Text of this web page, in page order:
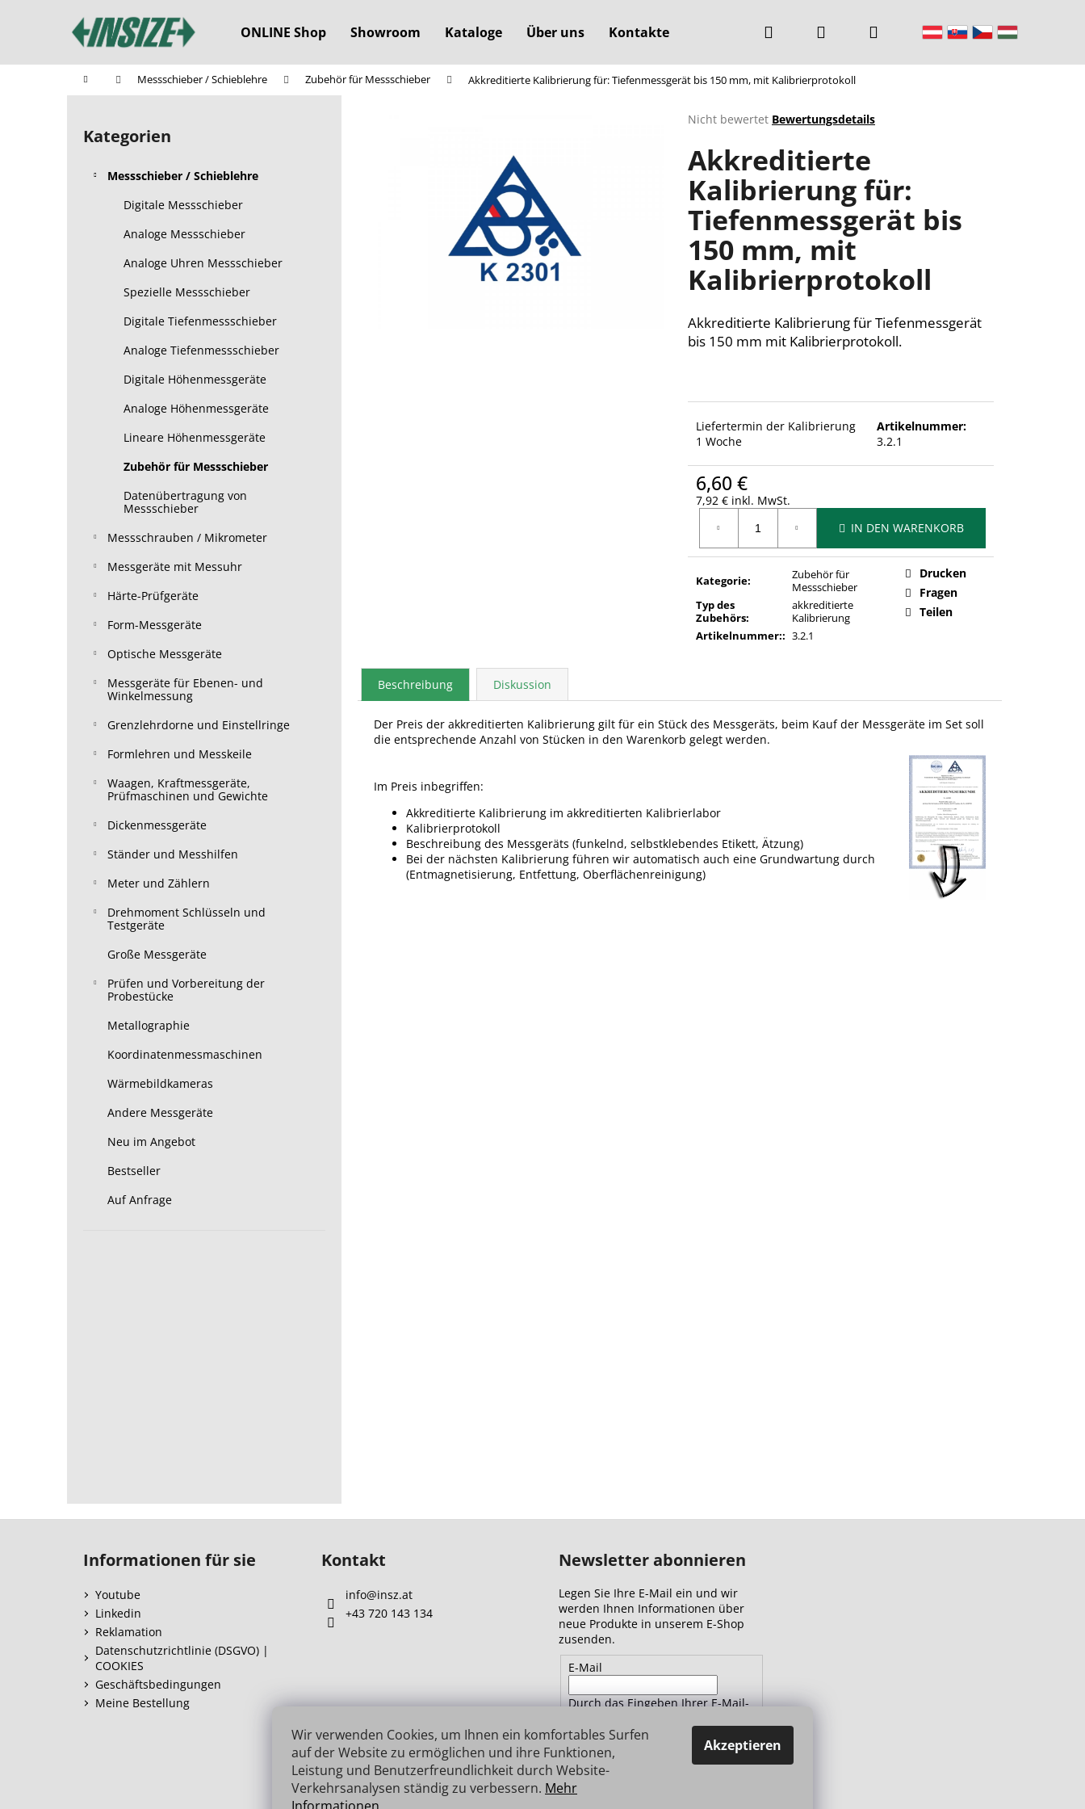
Wir verwenden Cookies, um Ihnen ein komfortables Surfen
auf der Website zu ermöglichen und ihre Funktionen,
Leistung und Benutzerfreundlichkeit durch Website-
Verkehrsanalysen ständig zu verbessern. Mehr
Akzeptieren
ONLINE Shop Showroom Kataloge Über uns Kontakte Suchen Warenkorb
StartseiteMessschieber / Schieblehre Zubehör für Messschieber Akkreditierte Kalibrierung für: Tiefenmessgerät bis 150 mm, mit Kalibrierprotokoll
S
Kategorien
überspringen
Kategorien
Messschieber / Schieblehre
Digitale Messschieber
Analoge Messschieber
Analoge Uhren Messschieber
Spezielle Messschieber
Digitale Tiefenmessschieber
Analoge Tiefenmessschieber
Digitale Höhenmessgeräte
Analoge Höhenmessgeräte
Lineare Höhenmessgeräte
Zubehör für Messschieber
Datenübertragung von
Messschieber
Messschrauben / Mikrometer
Messgeräte mit Messuhr
Härte-Prüfgeräte
Form-Messgeräte
Optische Messgeräte
Messgeräte für Ebenen- und
Winkelmessung
Grenzlehrdorne und Einstellringe
Formlehren und Messkeile
Waagen, Kraftmessgeräte,
Prüfmaschinen und Gewichte
Dickenmessgeräte
Ständer und Messhilfen
Meter und Zählern
Drehmoment Schlüsseln und
Testgeräte
Große Messgeräte
Prüfen und Vorbereitung der
Probestücke
Metallographie
Koordinatenmessmaschinen
Wärmebildkameras
Andere Messgeräte
Neu im Angebot
Bestseller
Auf Anfrage
Die
Produktbewertung
ist
0,0
von
5
Sternen.
Nicht bewertet Bewertungsdetails
Akkreditierte
Kalibrierung für:
Tiefenmessgerät bis
150 mm, mit
Kalibrierprotokoll
Akkreditierte Kalibrierung für Tiefenmessgerät
bis 150 mm mit Kalibrierprotokoll.
Liefertermin der Kalibrierung
1 Woche
Artikelnummer:
3.2.1
6,60 €
7,92 € inkl. MwSt.
IN DEN WARENKORB
Kategorie:
Zubehör für
Messschieber
Typ des
Zubehörs:
akkreditierte
Kalibrierung
Artikelnummer:: 3.2.1
Drucken
Fragen
Teilen
Beschreibung Diskussion
Der Preis der akkreditierten Kalibrierung gilt für ein Stück des Messgeräts, beim Kauf der Messgeräte im Set soll
die entsprechende Anzahl von Stücken in den Warenkorb gelegt werden.
Im Preis inbegriffen:
Akkreditierte Kalibrierung im akkreditierten Kalibrierlabor
Kalibrierprotokoll
Beschreibung des Messgeräts (funkelnd, selbstklebendes Etikett, Ätzung)
Bei der nächsten Kalibrierung führen wir automatisch auch eine Grundwartung durch
(Entmagnetisierung, Entfettung, Oberflächenreinigung)
e
Zurück
zum
Zurück
zum
Was suchen Sie?
Wir empfehlen
Informationen für sie
Youtube
Linkedin
Reklamation
Datenschutzrichtlinie (DSGVO) |
COOKIES
Geschäftsbedingungen
Meine Bestellung
Kontakt
info@insz.at
+43 720 143 134
Newsletter abonnieren
Legen Sie Ihre E-Mail ein und wir
werden Ihnen Informationen über
neue Produkte in unserem E-Shop
zusenden.
E-Mail
Durch das Eingeben Ihrer E-Mail-
Datenschutzbestimmungen zu.
ANMELDEN